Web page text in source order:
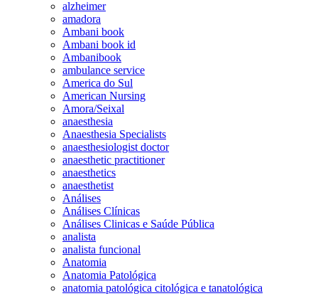
alzheimer
amadora
Ambani book
Ambani book id
Ambanibook
ambulance service
America do Sul
American Nursing
Amora/Seixal
anaesthesia
Anaesthesia Specialists
anaesthesiologist doctor
anaesthetic practitioner
anaesthetics
anaesthetist
Análises
Análises Clínicas
Análises Clinicas e Saúde Pública
analista
analista funcional
Anatomia
Anatomia Patológica
anatomia patológica citológica e tanatológica